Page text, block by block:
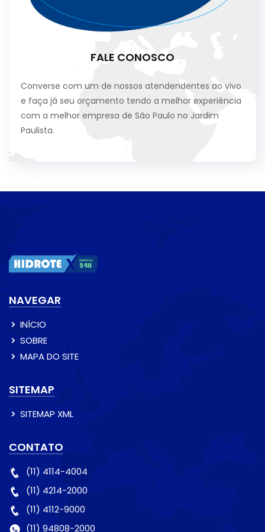
FALE CONOSCO
Converse com um de nossos atendendentes ao vivo
e faça já seu orçamento tendo a melhor experiência
com a melhor empresa de São Paulo no Jardim
Paulista.
NAVEGAR
INÍCIO
SOBRE
MAPA DO SITE
SITEMAP
SITEMAP XML
CONTATO
(11) 4114-4004
(11) 4214-2000
(11) 4112-9000
(11) 94808-2000